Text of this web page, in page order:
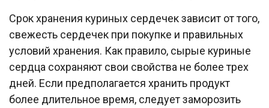
Срок хранения куриных сердечек зависит от того,
свежесть сердечек при покупке и правильных
условий хранения. Как правило, сырые куриные
сердца сохраняют свои свойства не более трех
дней. Если предполагается хранить продукт
более длительное время, следует заморозить